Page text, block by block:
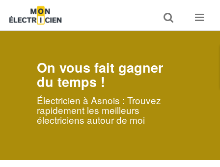
Toggle
search
Toggle
On vous fait gagner
du temps !
Électricien à Asnois : Trouvez
rapidement les meilleurs
électriciens autour de moi